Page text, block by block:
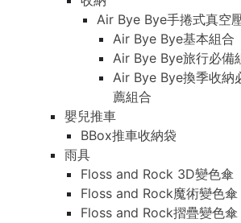
Air Bye Bye手捲式真空
Air Bye Bye基本組合
Air Bye Bye旅行必備
Air Bye Bye換季收納
薦組合
嬰兒推車
BBox推車收納袋
雨具
Floss and Rock 3D變色傘
Floss and Rock魔術變色傘
Floss and Rock摺疊變色傘